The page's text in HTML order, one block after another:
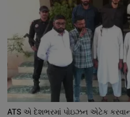
ATS એ દેશભરમાં પોઇઝન એટેક કરવાના